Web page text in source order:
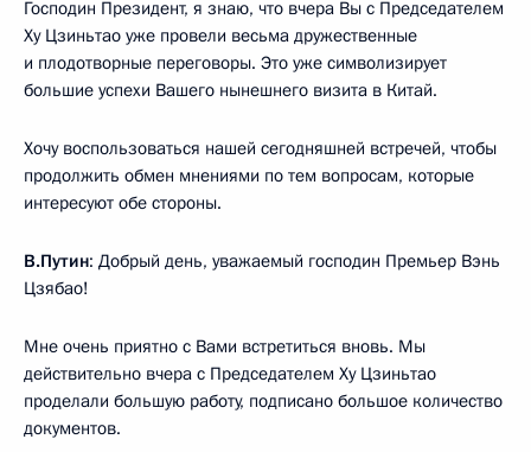
Господин Президент, я знаю, что вчера Вы с Председателем
Ху Цзиньтао уже провели весьма дружественные
и плодотворные переговоры. Это уже символизирует
большие успехи Вашего нынешнего визита в Китай.
Хочу воспользоваться нашей сегодняшней встречей, чтобы
продолжить обмен мнениями по тем вопросам, которые
интересуют обе стороны.
В.Путин: Добрый день, уважаемый господин Премьер Вэнь
Цзябао!
Мне очень приятно с Вами встретиться вновь. Мы
действительно вчера с Председателем Ху Цзиньтао
проделали большую работу, подписано большое количество
документов.